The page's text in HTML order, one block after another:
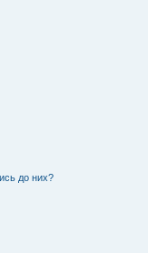
до них?